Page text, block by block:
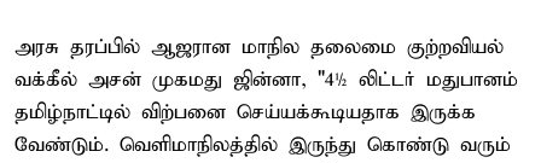
அரசு தரப்பில் ஆஜரான மாநில தலைமை குற்றவியல்
வக்கீல் அசன் முகமது ஜின்னா, "4½ லிட்டர் மதுபானம்
தமிழ்நாட்டில் விற்பனை செய்யக்கூடியதாக இருக்க
வேண்டும். வெளிமாநிலத்தில் இருந்து கொண்டு வரும்